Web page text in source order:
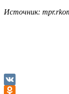
Источник:
VK